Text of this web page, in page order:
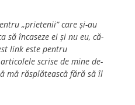
„prietenii” care și-au
să încaseze ei și nu eu, că-
link este pentru
scrise de mine de-
mă răsplătească fără să îl